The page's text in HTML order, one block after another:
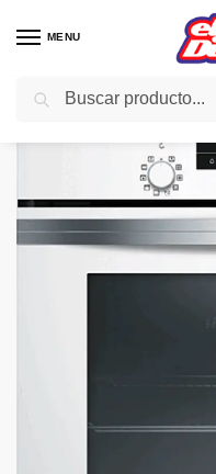
MENU
Inicio Gama blanca Hornos